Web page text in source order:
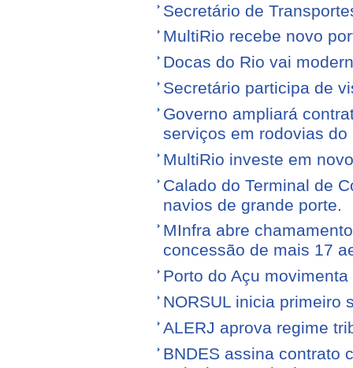
Secretário de
MultiRio recebe novo
Docas do Rio vai
Secretário participa de
Governo ampliará
serviços em rodovias do
MultiRio investe em
Calado do Terminal de
navios de grande porte.
MInfra abre
concessão de mais 17
Porto do Açu
NORSUL inicia primeiro
ALERJ aprova regime
BNDES assina contrato